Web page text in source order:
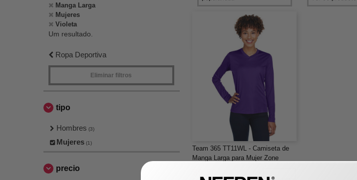
Manga Larga
Mujeres
Violeta
Um resultado.
Ropa Deportiva
Eliminar filtros
tipo
Hombres (3)
Mujeres (1)
precio
Team 365 TT11WL - Camiseta de
Manga Larga para Mujer Zone